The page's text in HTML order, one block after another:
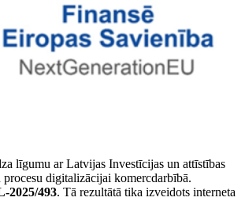
līgumu ar Latvijas Investīcijas un attīstības
procesu digitalizācijai komercdarbībā.
2025/493. Tā rezultātā tika izveidots interneta